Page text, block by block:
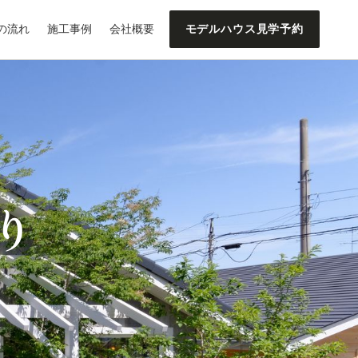
流れ 施工事例 会社概要 モデルハウス見学予約